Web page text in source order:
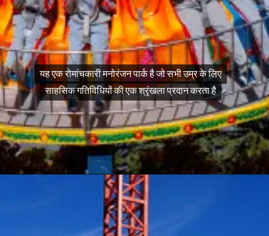
यह एक रोमांचकारी मनोरंजन पार्क है जो सभी उम्र के लिए
साहसिक गतिविधियों की एक श्रृंखला प्रदान करता है
यह एक रोमांचकारी मनोरंजन पार्क है जो सभी उम्र के लिए
साहसिक गतिविधियों की एक श्रृंखला प्रदान करता है